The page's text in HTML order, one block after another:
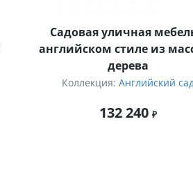
Садовая уличная
английском стиле из
дерева
Коллекция:Английский
132 240